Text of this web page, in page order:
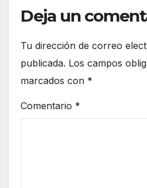
Deja un
Tu dirección de correo
publicada. Los campos
marcados con *
Comentario *